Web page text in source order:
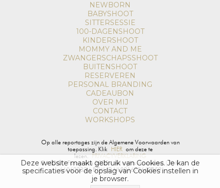
NEWBORN
BABYSHOOT
SITTERSESSIE
100-DAGENSHOOT
KINDERSHOOT
MOMMY AND ME
ZWANGERSCHAPSSHOOT
BUITENSHOOT
RESERVEREN
PERSONAL BRANDING
CADEAUBON
OVER MIJ
CONTACT
WORKSHOPS
Op alle reportages zijn de Algemene Voorwaarden van
toepassing. Klik HIER om deze te
lezen.PRIVACYVERKLARING
© MOOI! Fotografie 2025 | All rights reservered | KvK:
66062233 | BTW-ID NL001678662B59
Deze website maakt gebruik van Cookies. Je kan de
specificaties voor de opslag van Cookies instellen in
je browser.